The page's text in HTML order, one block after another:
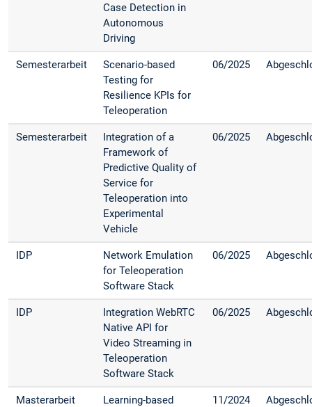
Case Detection in
Autonomous
Driving
Semesterarbeit
Scenario-based
Testing for
Resilience KPIs for
Teleoperation
06/2025
Semesterarbeit
Integration of a
Framework of
Predictive Quality of
Service for
Teleoperation into
Experimental
Vehicle
06/2025
IDP
Network Emulation
for Teleoperation
Software Stack
06/2025
IDP
Integration WebRTC
Native API for
Video Streaming in
Teleoperation
Software Stack
06/2025
Masterarbeit
Learning-based
11/2024